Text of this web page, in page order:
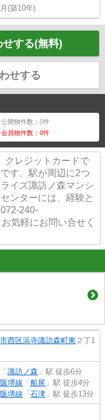
(築10年)
する(無料)
せする
公開物件数：0件
会員物件数：0件
クレジットカードで
す。駅が周辺に2つ
イズ諏訪ノ森マンシ
ンターには、経験と
240-
気軽にお問い合せく
西区浜寺諏訪森町東 ２丁1
「 諏訪ノ森 」駅 徒歩6分
堺線 「 船尾 」駅 徒歩4分
堺線 「 石津 」駅 徒歩13分